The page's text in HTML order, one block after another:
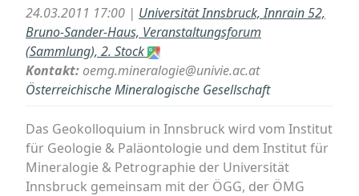
24.03.2011 17:00 | Universität Innsbruck, Innrain 52,
Bruno-Sander-Haus, Veranstaltungsforum
(Sammlung), 2. Stock
Kontakt:oemg.mineralogie@univie.ac.at
Österreichische Mineralogische Gesellschaft
Das Geokolloquium in Innsbruck wird vom Institut
für Geologie & Paläontologie und dem Institut für
Mineralogie & Petrographie der Universität
Innsbruck gemeinsam mit der ÖGG, der ÖMG